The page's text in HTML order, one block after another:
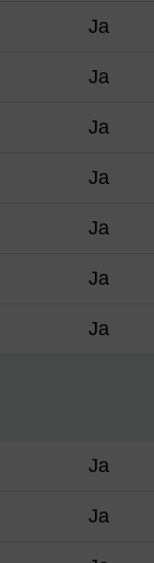
Ja
Ja
Ja
Ja
Ja
Ja
Ja
Ja
Ja